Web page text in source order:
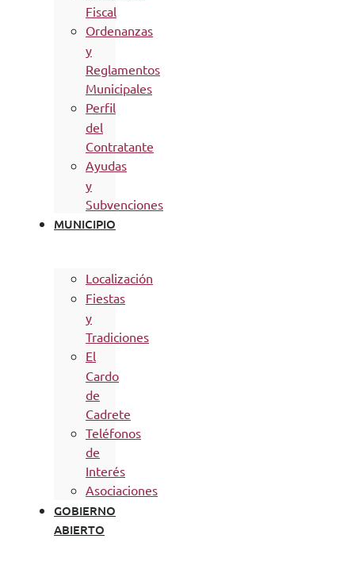
Fiscal
Ordenanzas
y
Reglamentos
Municipales
Perfil
del
Contratante
Ayudas
y
Subvenciones
MUNICIPIO
Localización
Fiestas
y
Tradiciones
El
Cardo
de
Cadrete
Teléfonos
de
Interés
Asociaciones
GOBIERNO
ABIERTO